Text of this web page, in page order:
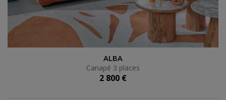
ALBA
Canapé 3 places
2 800 €